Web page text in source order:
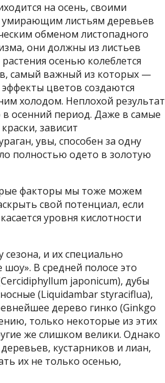
на осень, своими
умирающим листьям деревьев
обменом листопадного
они должны из листьев
осенью колеблется
самый важный из которых —
цветов создаются
холодом. Неплохой результат
осенний период. Даже в самые
зависит
увы, способен за одну
полностью одето в золотую
факторы мы тоже можем
свой потенциал, если
уровня кислотности
и их специально
В средней полосе это
japonicum), дубы
(Liquidambar styraciflua),
дерево гинко (Ginkgo
только некоторые из этих
же слишком велики. Однако
кустарников и лиан,
их не только осенью,